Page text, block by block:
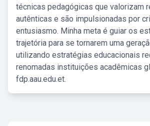
técnicas pedagógicas que valorizam
autênticas e são impulsionadas por
entusiasmo. Minha meta é guiar os
trajetória para se tornarem uma
utilizando estratégias educacionais
renomadas instituições acadêmicas
fdp.aau.edu.et.